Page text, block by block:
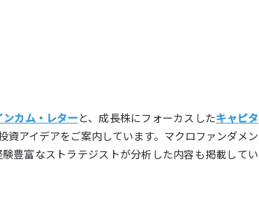
ンカム・レターと、成長株にフォーカスしたキャピタ
資アイデアをご案内しています。マクロファンダメン
豊富なストラテジストが分析した内容も掲載してい
投資情報 | あと3年で 銀が足りなくな
る？